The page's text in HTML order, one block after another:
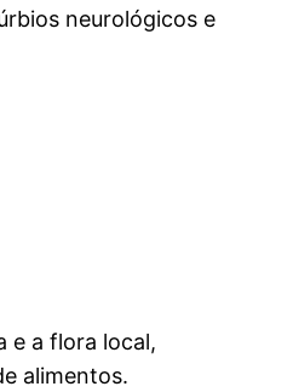
neurológicos e
e a flora local,
alimentos.